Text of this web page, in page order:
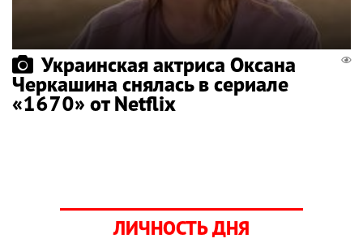
Украинская актриса Оксана
Черкашина снялась в сериале
«1670» от Netflix
ЛИЧНОСТЬ ДНЯ